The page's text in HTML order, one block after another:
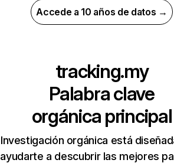
Accede a 10 años de datos →
tracking.my
Palabra clave
orgánica principal
Investigación orgánica está
ayudarte a descubrir las mejores